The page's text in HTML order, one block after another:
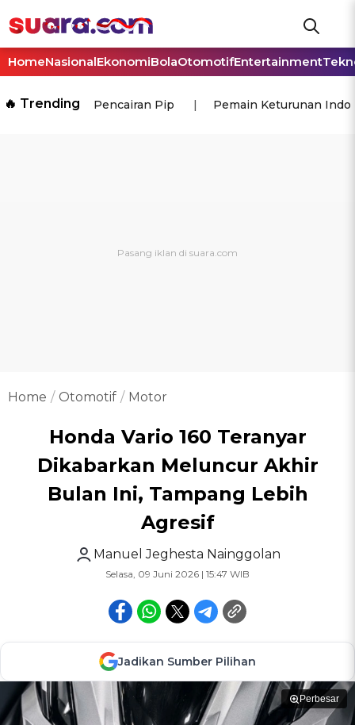
HomeNasionalEkonomiBolaOtomotifEntertainment
🔥 Trending Pencairan Pip Pemain Keturunan
Home Otomotif Motor
Honda Vario 160 Teranyar
Dikabarkan Meluncur Akhir
Bulan Ini, Tampang Lebih
Agresif
Manuel Jeghesta Nainggolan
Selasa, 09 Juni 2026 | 15:47 WIB
Jadikan Sumber Pilihan
Perbesar